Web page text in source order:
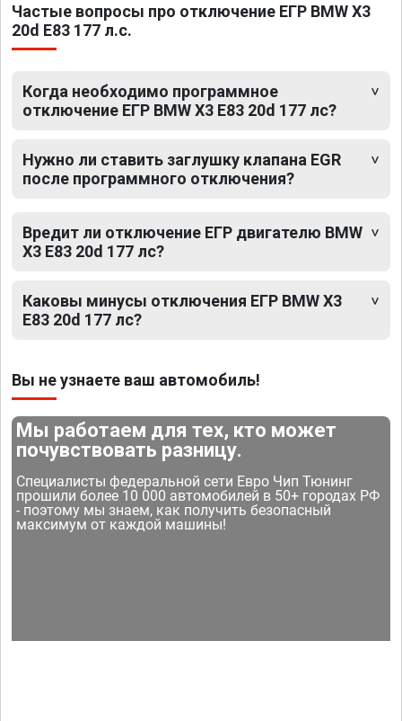
Частые вопросы про отключение ЕГР BMW X3
20d E83 177 л.с.
Когда необходимо программное
отключение ЕГР BMW X3 E83 20d 177 лс?
Нужно ли ставить заглушку клапана EGR
после программного отключения?
Вредит ли отключение ЕГР двигателю BMW
X3 E83 20d 177 лс?
Каковы минусы отключения ЕГР BMW X3
E83 20d 177 лс?
Вы не узнаете ваш автомобиль!
Мы работаем для тех, кто может
почувствовать разницу.
Специалисты федеральной сети Евро Чип Тюнинг
прошили более 10 000 автомобилей в 50+ городах РФ
- поэтому мы знаем, как получить безопасный
максимум от каждой машины!